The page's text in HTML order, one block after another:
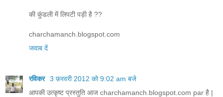
की कुंडली में लिपटी पड़ी है ??
charchamanch.blogspot.com
जवाब दें
रविकर 3 फ़रवरी 2012 को 9:02 am बजे
आपकी उत्कृष्ट प्रस्तुति आज charchamanch.blogspot.com par है |